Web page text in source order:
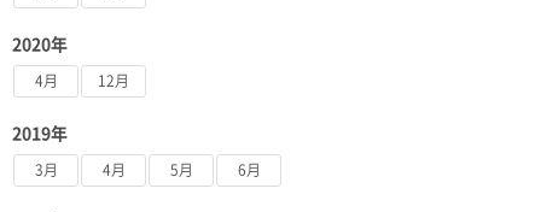
2020年
4月 12月
2019年
3月 4月 5月 6月